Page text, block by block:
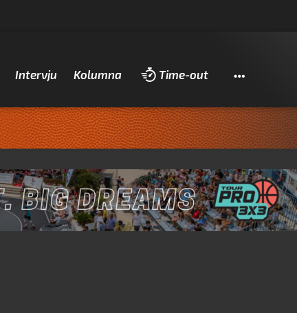
Intervju Kolumna Time-out Pretraži